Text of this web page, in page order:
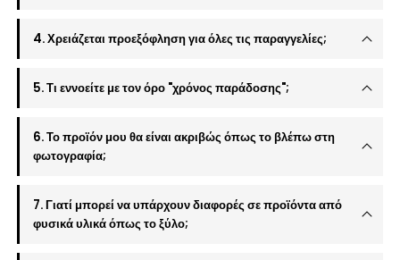
4. Χρειάζεται προεξόφληση για όλες τις παραγγελίες;
5. Τι εννοείτε με τον όρο "χρόνος παράδοσης";
6. Το προϊόν μου θα είναι ακριβώς όπως το βλέπω στη
φωτογραφία;
7. Γιατί μπορεί να υπάρχουν διαφορές σε προϊόντα από
φυσικά υλικά όπως το ξύλο;